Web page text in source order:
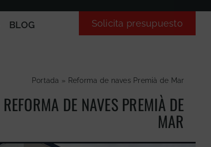
BLOG
Solicita presupuesto
Portada » Reforma de naves Premià de Mar
REFORMA DE NAVES PREMIÀ DE
MAR